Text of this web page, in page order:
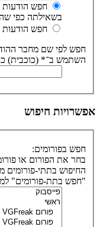
חפש
בשאילתה כפי
חפש הודעות
חפש לפי שם מחבר
השתמש ב־* (כוכבית)
אפשרויות חיפוש
חפש בפורומים:
בחר את הפורום או
החיפוש בתתי-
"חפש בתת-פורומים"